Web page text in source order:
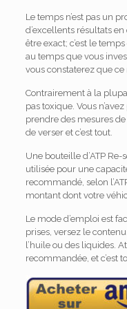
Le temps n’est pas un
d’excellents résultats
être exact; c’est le
au temps que vous
vous constaterez que ce
Contrairement à la
pas toxique. Vous
prendre des mesures de
de verser et c’est tout.
Une bouteille d’ATP
utilisée pour une
recommandé, selon
montant dont votre
Le mode d’emploi est
prises, versez le
l’huile ou des liquides.
recommandée, et c’est